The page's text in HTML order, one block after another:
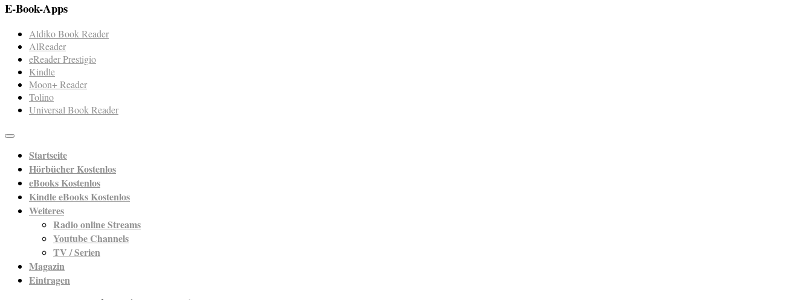
E-Book-Apps
Aldiko Book Reader
AlReader
eReader Prestigio
Kindle
Moon+ Reader
Tolino
Universal Book Reader
Startseite
Hörbücher Kostenlos
eBooks Kostenlos
Kindle eBooks Kostenlos
Weiteres
Radio online Streams
Youtube Channels
TV / Serien
Magazin
Eintragen